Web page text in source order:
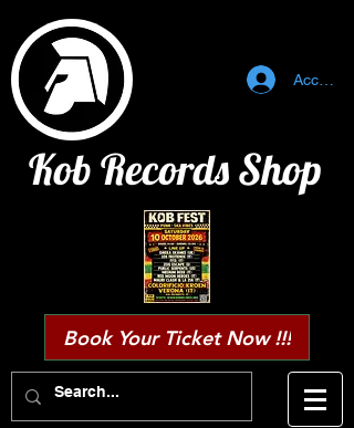
Accedi
Kob Records Shop
Book Your Ticket Now !!!